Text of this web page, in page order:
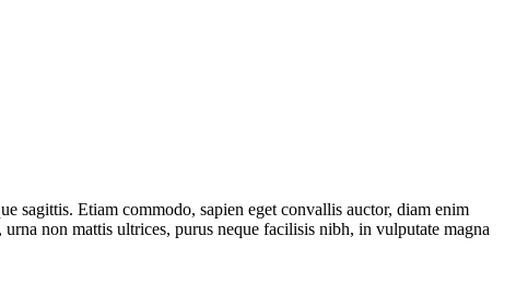
sagittis. Etiam commodo, sapien eget convallis auctor, diam enim
non mattis ultrices, purus neque facilisis nibh, in vulputate magna